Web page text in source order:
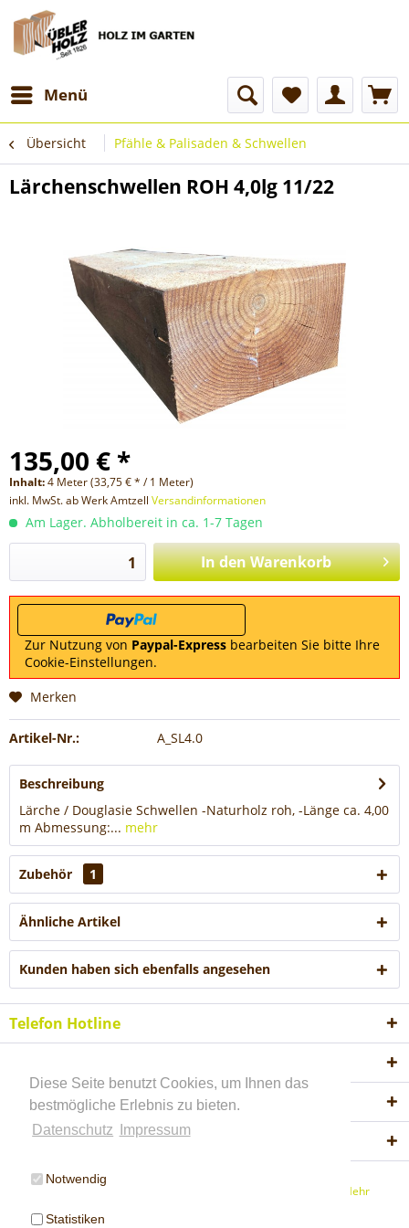
Diese Seite benutzt Cookies, um Ihnen das
bestmögliche Erlebnis zu bieten.
Datenschutz
Impressum
Notwendig
Statistiken
Menü
Übersicht Pfähle & Palisaden & Schwellen
Lärchenschwellen ROH 4,0lg 11/22
135,00 € *
Inhalt:4 Meter (33,75 € * / 1 Meter)
inkl. MwSt. ab Werk Amtzell Versandinformationen
Am Lager. Abholbereit in ca. 1-7 Tagen
In denWarenkorb
Zur Nutzung von Paypal-Express bearbeiten Sie bitte Ihre
Cookie-Einstellungen.
Merken
Artikel-Nr.: A_SL4.0
Beschreibung
Lärche / Douglasie Schwellen -Naturholz roh, -Länge ca. 4,00
m Abmessung:... mehr
Zubehör 1
Ähnliche Artikel
Kunden haben sich ebenfalls angesehen
Telefon Hotline
Informationen
Akzeptierte Zahlungsweisen
* Alle Preise inkl. gesetzl. Mehrwertsteuer ab Werk Amtzell
Mehr